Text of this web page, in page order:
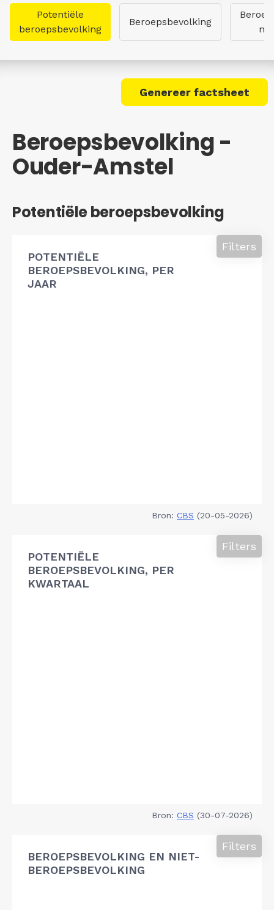
Potentiële
beroepsbevolking
Beroepsbevolking
Genereer factsheet
Beroepsbevolking -
Ouder-Amstel
Potentiële beroepsbevolking
POTENTIËLE
BEROEPSBEVOLKING, PER
JAAR
Filters
Bron: CBS (20-05-2026)
POTENTIËLE
BEROEPSBEVOLKING, PER
KWARTAAL
Filters
Bron: CBS (30-07-2026)
BEROEPSBEVOLKING EN NIET-
BEROEPSBEVOLKING
Filters